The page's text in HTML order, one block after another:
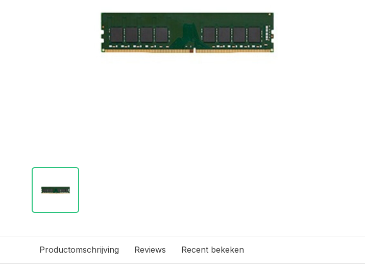
Productomschrijving Reviews Recent bekeken